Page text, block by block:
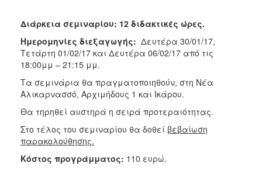
Διάρκεια σεμιναρίου: 12 διδακτικές ώρες.
Ημερομηνίες διεξαγωγής: Δευτέρα 30/01/17,
Τετάρτη 01/02/17 και Δευτέρα 06/02/17 από τις
18:00μμ – 21:15 μμ.
Τα σεμινάρια θα πραγματοποιηθούν, στη Νέα
Αλικαρνασσό, Αρχιμήδους 1 και Ικάρου.
Θα τηρηθεί αυστηρά η σειρά προτεραιότητας.
Στο τέλος του σεμιναρίου θα δοθεί βεβαίωση
παρακολούθησης.
Κόστος προγράμματος: 110 ευρώ.